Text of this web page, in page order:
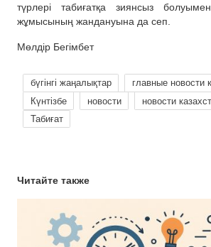
түрлері табиғатқа зиянсыз
жұмысының жандануына да сеп.
Мөлдір Бегімбет
бүгінгі жаңалықтар
главные новости
Күнтізбе
новости новости
Табиғат
Читайте также